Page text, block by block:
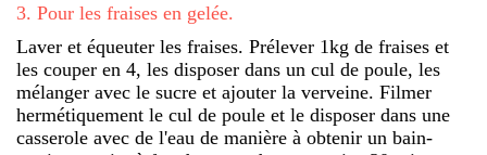
3. Pour les fraises en gelée.
Laver et équeuter les fraises. Prélever 1kg de fraises et
les couper en 4, les disposer dans un cul de poule, les
mélanger avec le sucre et ajouter la verveine. Filmer
hermétiquement le cul de poule et le disposer dans une
casserole avec de l'eau de manière à obtenir un bain-